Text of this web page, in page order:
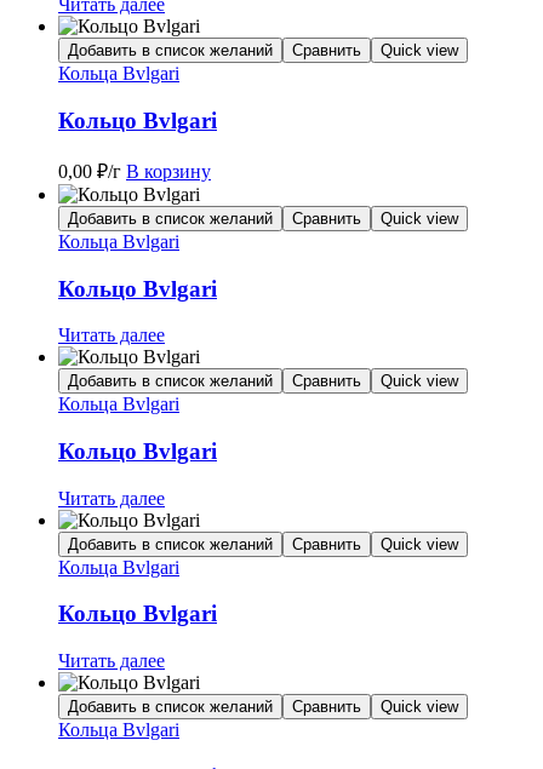
Читать далее
Добавить в список желаний Сравнить Quick view
Кольца Bvlgari
Кольцо Bvlgari
0,00 ₽/г В корзину
Добавить в список желаний Сравнить Quick view
Кольца Bvlgari
Кольцо Bvlgari
Читать далее
Добавить в список желаний Сравнить Quick view
Кольца Bvlgari
Кольцо Bvlgari
Читать далее
Добавить в список желаний Сравнить Quick view
Кольца Bvlgari
Кольцо Bvlgari
Читать далее
Добавить в список желаний Сравнить Quick view
Кольца Bvlgari